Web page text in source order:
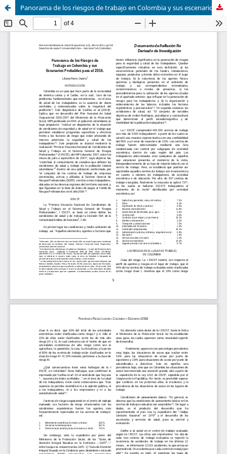
Panorama de los riesgos de trabajo en Colombia y sus escenarios probables para el 2016